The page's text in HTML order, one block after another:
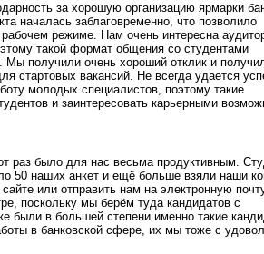
за хорошую организацию ярмарки
началась заблаговременно, что позволило
рабочем режиме. Нам очень интересна
такой формат общения со студентами
Мы получили очень хороший отклик и
стартовых вакансий. Не всегда удается
молодых специалистов, поэтому такие
и заинтересовать карьерными
раз было для нас весьма продуктивным.
50 наших анкет и ещё больше взяли наши
или отправить нам на электронную
поскольку мы берём туда кандидатов с
были в большей степени именно такие
в банковской сфере, их мы тоже с